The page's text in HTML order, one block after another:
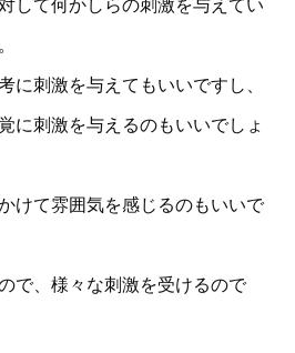
して何かしらの刺激を与えてい
に刺激を与えてもいいですし、
に刺激を与えるのもいいでしょ
けて雰囲気を感じるのもいいで
で、様々な刺激を受けるので